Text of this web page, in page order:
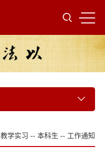
教学实习 -- 本科生 -- 工作通知